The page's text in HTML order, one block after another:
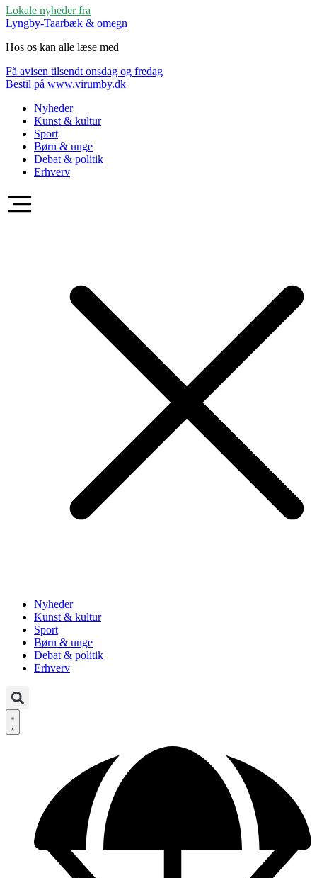
Lokale nyheder fra
Lyngby-Taarbæk & omegn
Hos os kan alle læse med
Få avisen tilsendt onsdag og fredag
Bestil på www.virumby.dk
Nyheder
Kunst & kultur
Sport
Børn & unge
Debat & politik
Erhverv
Nyheder
Kunst & kultur
Sport
Børn & unge
Debat & politik
Erhverv